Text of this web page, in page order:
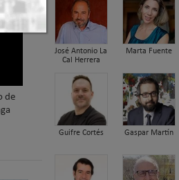
de
José Antonio La
Cal Herrera
Marta Fuente
Guifre Cortés Gaspar Martín